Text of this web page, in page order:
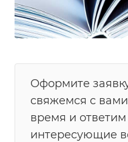
Оформите
свяжемся с
время и ответим
интересующие